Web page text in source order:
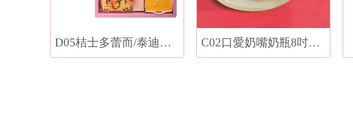
D05桔士多蕾而/泰迪熊禮盒 C02口愛奶嘴奶瓶8吋提拉米酥